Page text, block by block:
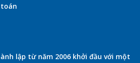
lập từ năm 2006 khởi đầu với một